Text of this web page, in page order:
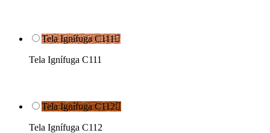
Tela Ignífuga C111
Tela Ignífuga C111
Tela Ignífuga C112
Tela Ignífuga C112